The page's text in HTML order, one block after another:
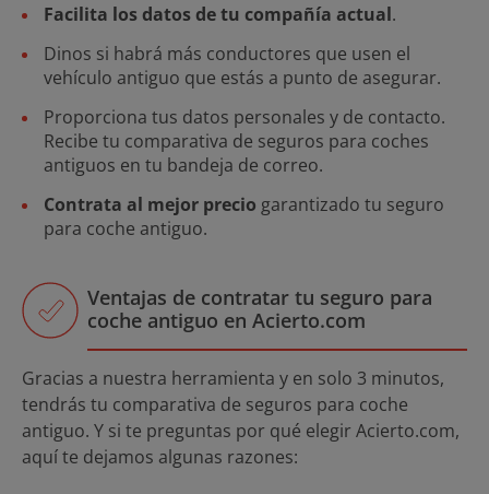
Facilita los datos de tu compañía actual.
Dinos si habrá más conductores que usen el
vehículo antiguo que estás a punto de asegurar.
Proporciona tus datos personales y de contacto.
Recibe tu comparativa de seguros para coches
antiguos en tu bandeja de correo.
Contrata al mejor precio garantizado tu seguro
para coche antiguo.
Ventajas de contratar tu seguro para
coche antiguo en Acierto.com
Gracias a nuestra herramienta y en solo 3 minutos,
tendrás tu comparativa de seguros para coche
antiguo. Y si te preguntas por qué elegir Acierto.com,
aquí te dejamos algunas razones: